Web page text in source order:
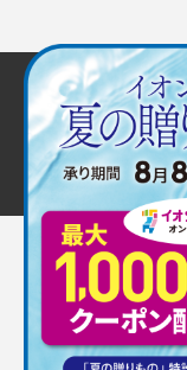
20歳未満の飲
20歳未満の方
Copyright